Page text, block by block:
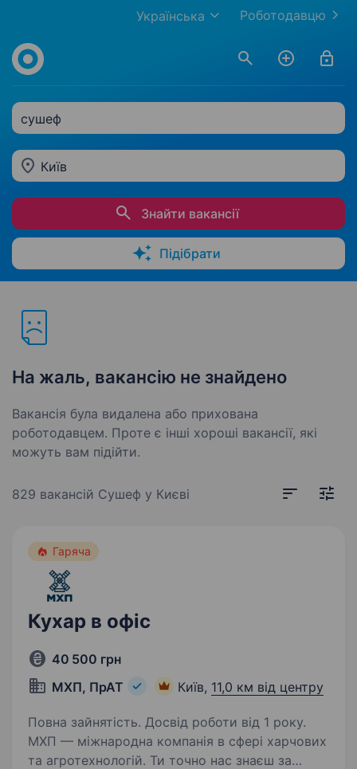
Роботодавцю
Українська
сушеф
Київ
Знайти вакансії
Підібрати
На жаль, вакансію не знайдено
Вакансія була видалена або прихована
роботодавцем. Проте є інші хороші вакансії, які
можуть вам підійти.
829 вакансій Сушеф у Києві
Гаряча
Кухар в офіс
40 500 грн
МХП, ПрАТ
Київ, 11,0 км від центру
Повна зайнятість. Досвід роботи від 1 року.
МХП — міжнародна компанія в сфері харчових
та агротехнологій. Ти точно нас знаєш за